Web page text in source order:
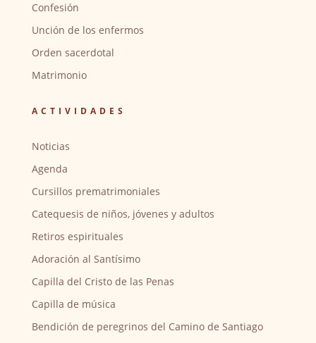
Confesión
Unción de los enfermos
Orden sacerdotal
Matrimonio
ACTIVIDADES
Noticias
Agenda
Cursillos prematrimoniales
Catequesis de niños, jóvenes y adultos
Retiros espirituales
Adoración al Santísimo
Capilla del Cristo de las Penas
Capilla de música
Bendición de peregrinos del Camino de Santiago